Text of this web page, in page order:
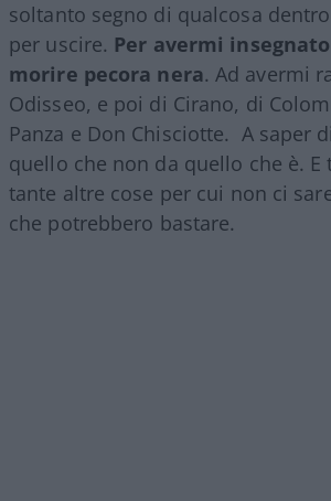
soltanto segno di qualcosa
per uscire. Per avermi
morire pecora nera. Ad avermi
Odisseo, e poi di Cirano, di
Panza e Don Chisciotte. A saper
quello che non da quello che è. E
tante altre cose per cui non ci
che potrebbero bastare.